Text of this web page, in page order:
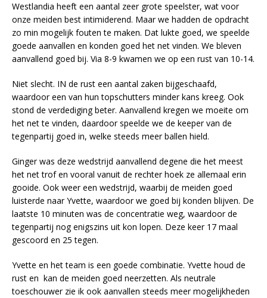
Westlandia heeft een aantal zeer grote speelster, wat voor
onze meiden best intimiderend. Maar we hadden de opdracht
zo min mogelijk fouten te maken. Dat lukte goed, we speelde
goede aanvallen en konden goed het net vinden. We bleven
aanvallend goed bij. Via 8-9 kwamen we op een rust van 10-14.
Niet slecht. IN de rust een aantal zaken bijgeschaafd,
waardoor een van hun topschutters minder kans kreeg. Ook
stond de verdediging beter. Aanvallend kregen we moeite om
het net te vinden, daardoor speelde we de keeper van de
tegenpartij goed in, welke steeds meer ballen hield.
Ginger was deze wedstrijd aanvallend degene die het meest
het net trof en vooral vanuit de rechter hoek ze allemaal erin
gooide. Ook weer een wedstrijd, waarbij de meiden goed
luisterde naar Yvette, waardoor we goed bij konden blijven. De
laatste 10 minuten was de concentratie weg, waardoor de
tegenpartij nog enigszins uit kon lopen. Deze keer 17 maal
gescoord en 25 tegen.
Yvette en het team is een goede combinatie. Yvette houd de
rust en kan de meiden goed neerzetten. Als neutrale
toeschouwer zie ik ook aanvallen steeds meer mogelijkheden